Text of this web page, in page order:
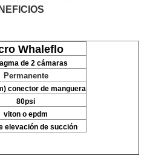
Whaleflo
de 2 cámaras
Permanente
conector de manguera
80psi
viton o epdm
elevación de succión